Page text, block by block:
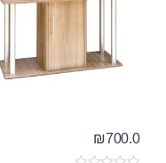
₪700.0